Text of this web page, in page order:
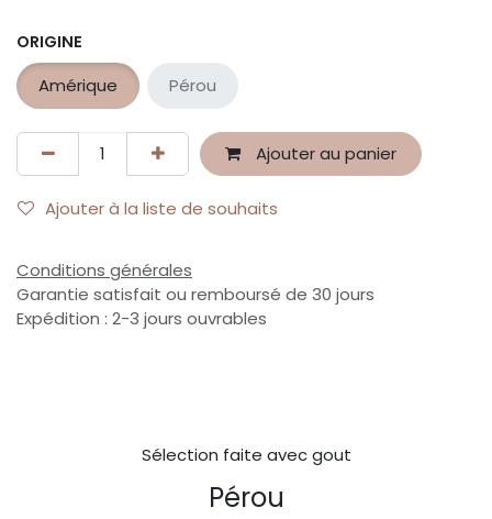
ORIGINE
Amérique Pérou
Ajouter au panier
Ajouter à la liste de souhaits
Conditions générales
Garantie satisfait ou remboursé de 30 jours
Expédition : 2-3 jours ouvrables
Sélection faite avec gout
Pérou